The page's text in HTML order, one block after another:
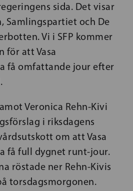
sida. Det visar
Samlingspartiet och De
Vi i SFP kommer
för att Vasa
få omfattande jour efter
Veronica Rehn-Kivi
i riksdagens
om att Vasa
få full dygnet runt-jour.
röstade ner Rehn-Kivis
torsdagsmorgonen.